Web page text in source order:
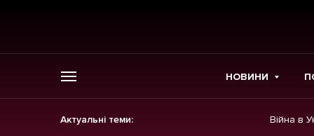
НОВИНИ
Актуальні теми: Війна в
ГОЛОВНЕ